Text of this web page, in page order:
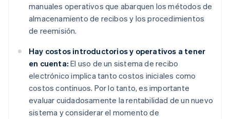
manuales operativos que abarquen los métodos de
almacenamiento de recibos y los procedimientos
de reemisión.
Hay costos introductorios y operativos a tener
en cuenta: El uso de un sistema de recibo
electrónico implica tanto costos iniciales como
costos continuos. Por lo tanto, es importante
evaluar cuidadosamente la rentabilidad de un nuevo
sistema y considerar el momento de